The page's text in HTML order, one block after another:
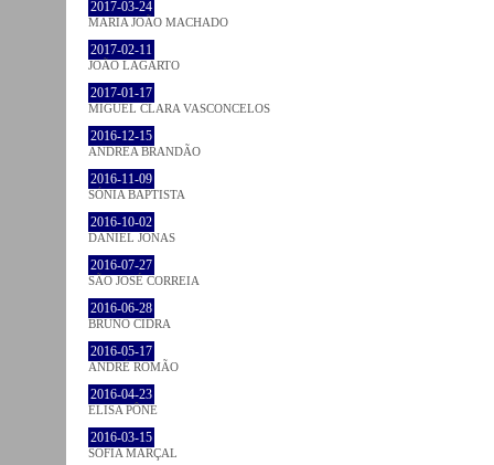
2017-03-24
MARIA JOÃO MACHADO
2017-02-11
JOÃO LAGARTO
2017-01-17
MIGUEL CLARA VASCONCELOS
2016-12-15
ANDREA BRANDÃO
2016-11-09
SÓNIA BAPTISTA
2016-10-02
DANIEL JONAS
2016-07-27
SÃO JOSÉ CORREIA
2016-06-28
BRUNO CIDRA
2016-05-17
ANDRÉ ROMÃO
2016-04-23
ELISA PÔNE
2016-03-15
SOFIA MARÇAL